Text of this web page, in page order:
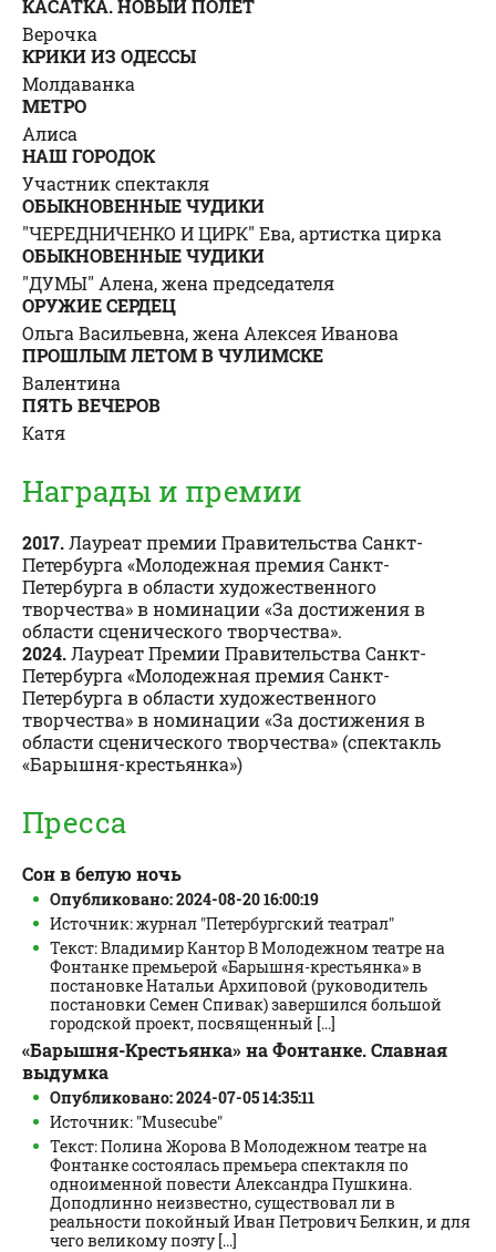
КАСАТКА. НОВЫЙ ПОЛЕТ
Верочка
КРИКИ ИЗ ОДЕССЫ
Молдаванка
МЕТРО
Алиса
НАШ ГОРОДОК
Участник спектакля
ОБЫКНОВЕННЫЕ ЧУДИКИ
"ЧЕРЕДНИЧЕНКО И ЦИРК" Ева, артистка цирка
ОБЫКНОВЕННЫЕ ЧУДИКИ
"ДУМЫ" Алена, жена председателя
ОРУЖИЕ СЕРДЕЦ
Ольга Васильевна, жена Алексея Иванова
ПРОШЛЫМ ЛЕТОМ В ЧУЛИМСКЕ
Валентина
ПЯТЬ ВЕЧЕРОВ
Катя
Награды и премии
2017.Лауреат премии Правительства Санкт-
Петербурга «Молодежная премия Санкт-
Петербурга в области художественного
творчества» в номинации «За достижения в
области сценического творчества».
2024.Лауреат Премии Правительства Санкт-
Петербурга «Молодежная премия Санкт-
Петербурга в области художественного
творчества» в номинации «За достижения в
области сценического творчества» (спектакль
«Барышня-крестьянка»)
Пресса
Сон в белую ночь
Опубликовано: 2024-08-20 16:00:19
Источник: журнал "Петербургский театрал"
Текст: Владимир Кантор В Молодежном театре на
Фонтанке премьерой «Барышня-крестьянка» в
постановке Натальи Архиповой (руководитель
постановки Семен Спивак) завершился большой
городской проект, посвященный [...]
«Барышня-Крестьянка» на Фонтанке. Славная
выдумка
Опубликовано: 2024-07-05 14:35:11
Источник: "Musecube"
Текст: Полина Жорова В Молодежном театре на
Фонтанке состоялась премьера спектакля по
одноименной повести Александра Пушкина.
Доподлинно неизвестно, существовал ли в
реальности покойный Иван Петрович Белкин, и для
чего великому поэту [...]